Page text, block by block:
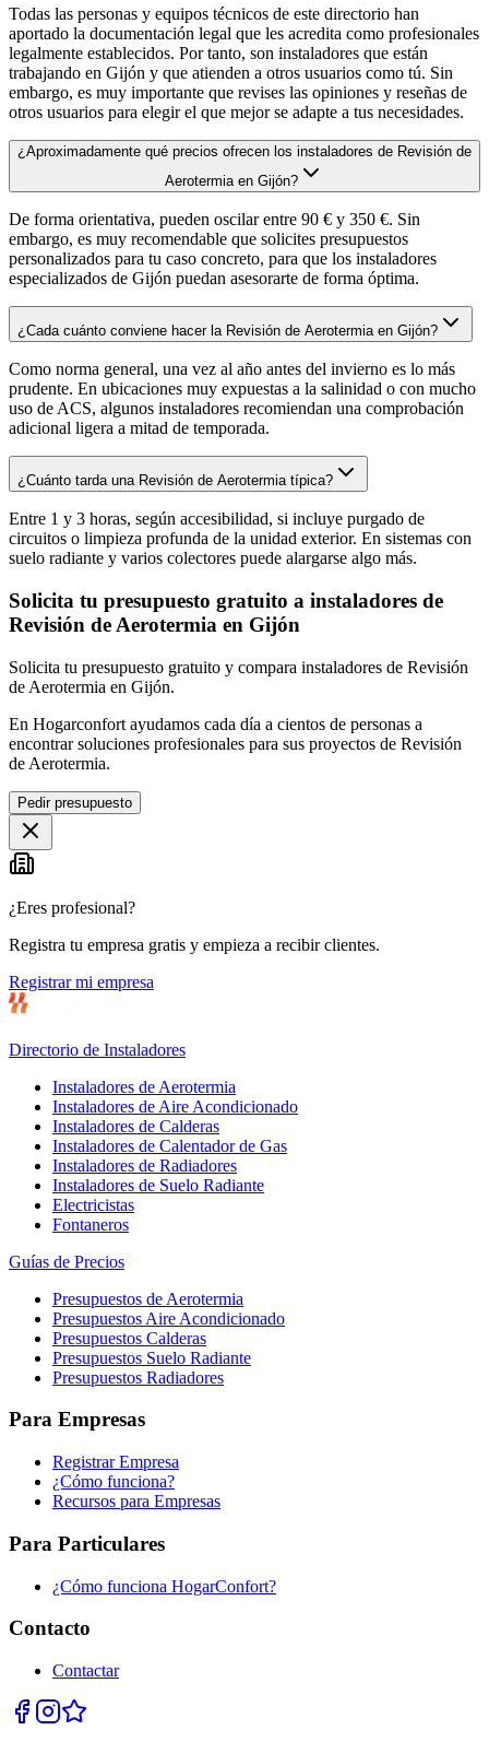
Todas las personas y equipos técnicos de este directorio han
aportado la documentación legal que les acredita como profesionales
legalmente establecidos. Por tanto, son instaladores que están
trabajando en Gijón y que atienden a otros usuarios como tú. Sin
embargo, es muy importante que revises las opiniones y reseñas de
otros usuarios para elegir el que mejor se adapte a tus necesidades.
¿Aproximadamente qué precios ofrecen los instaladores de Revisión de
Aerotermia en Gijón?
De forma orientativa, pueden oscilar entre 90 € y 350 €. Sin
embargo, es muy recomendable que solicites presupuestos
personalizados para tu caso concreto, para que los instaladores
especializados de Gijón puedan asesorarte de forma óptima.
¿Cada cuánto conviene hacer la Revisión de Aerotermia en Gijón?
Como norma general, una vez al año antes del invierno es lo más
prudente. En ubicaciones muy expuestas a la salinidad o con mucho
uso de ACS, algunos instaladores recomiendan una comprobación
adicional ligera a mitad de temporada.
¿Cuánto tarda una Revisión de Aerotermia típica?
Entre 1 y 3 horas, según accesibilidad, si incluye purgado de
circuitos o limpieza profunda de la unidad exterior. En sistemas con
suelo radiante y varios colectores puede alargarse algo más.
Solicita tu presupuesto gratuito a instaladores de
Revisión de Aerotermia en Gijón
Solicita tu presupuesto gratuito y compara instaladores de Revisión
de Aerotermia en Gijón.
En Hogarconfort ayudamos cada día a cientos de personas a
encontrar soluciones profesionales para sus proyectos de Revisión
de Aerotermia.
Pedir presupuesto
¿Eres profesional?
Registra tu empresa gratis y empieza a recibir clientes.
Registrar mi empresa
Directorio de Instaladores
Instaladores de Aerotermia
Instaladores de Aire Acondicionado
Instaladores de Calderas
Instaladores de Calentador de Gas
Instaladores de Radiadores
Instaladores de Suelo Radiante
Electricistas
Fontaneros
Guías de Precios
Presupuestos de Aerotermia
Presupuestos Aire Acondicionado
Presupuestos Calderas
Presupuestos Suelo Radiante
Presupuestos Radiadores
Para Empresas
Registrar Empresa
¿Cómo funciona?
Recursos para Empresas
Para Particulares
¿Cómo funciona HogarConfort?
Contacto
Contactar